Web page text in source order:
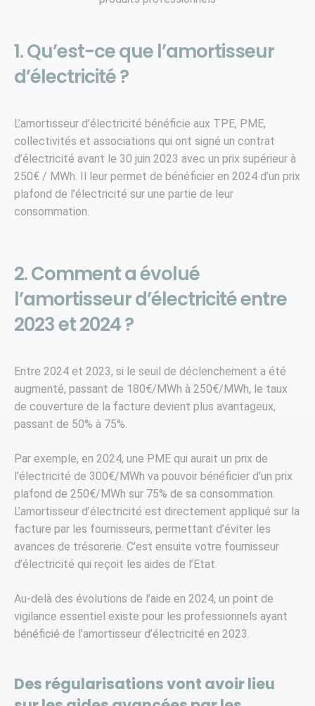
1. Qu’est-ce que l’amortisseur
d’électricité ?
L’amortisseur d’électricité bénéficie aux TPE, PME,
collectivités et associations qui ont signé un contrat
d’électricité avant le 30 juin 2023 avec un prix supérieur à
250€ / MWh. Il leur permet de bénéficier en 2024 d’un prix
plafond de l’électricité sur une partie de leur
consommation.
2. Comment a évolué
l’amortisseur d’électricité entre
2023 et 2024 ?
Entre 2024 et 2023, si le seuil de déclenchement a été
augmenté, passant de 180€/MWh à 250€/MWh, le taux
de couverture de la facture devient plus avantageux,
passant de 50% à 75%.
Par exemple, en 2024, une PME qui aurait un prix de
l’électricité de 300€/MWh va pouvoir bénéficier d’un prix
plafond de 250€/MWh sur 75% de sa consommation.
L’amortisseur d’électricité est directement appliqué sur la
facture par les fournisseurs, permettant d’éviter les
avances de trésorerie. C’est ensuite votre fournisseur
d’électricité qui reçoit les aides de l’Etat.
Au-delà des évolutions de l’aide en 2024, un point de
vigilance essentiel existe pour les professionnels ayant
bénéficié de l’amortisseur d’électricité en 2023.
Des régularisations vont avoir lieu